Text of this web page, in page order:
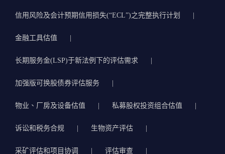
信用风险及会计预期信用损失(“ECL”)之完整执行计划
金融工具估值
长期服务金(LSP)于新法例下的评估需求
加强版可换股债券评估服务
物业、厂房及设备估值 私募股权投资组合估值
诉讼和税务合规 生物资产评估
采矿评估和项目协调 评估审查